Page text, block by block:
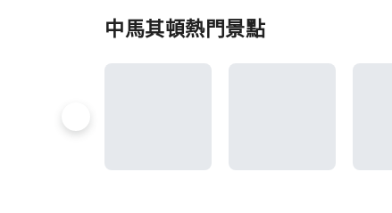
中馬其頓熱門景點